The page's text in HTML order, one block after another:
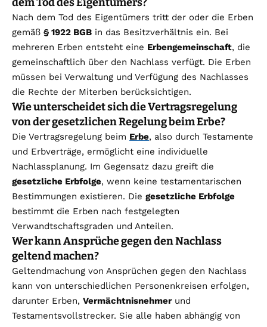
Nach dem Tod des Eigentümers tritt der oder die Erben
gemäß § 1922 BGB in das Besitzverhältnis ein. Bei
mehreren Erben entsteht eine Erbengemeinschaft, die
gemeinschaftlich über den Nachlass verfügt. Die Erben
müssen bei Verwaltung und Verfügung des Nachlasses
die Rechte der Miterben berücksichtigen.
Wie unterscheidet sich die Vertragsregelung
von der gesetzlichen Regelung beim Erbe?
Die Vertragsregelung beim Erbe, also durch Testamente
und Erbverträge, ermöglicht eine individuelle
Nachlassplanung. Im Gegensatz dazu greift die
gesetzliche Erbfolge, wenn keine testamentarischen
Bestimmungen existieren. Die gesetzliche Erbfolge
bestimmt die Erben nach festgelegten
Verwandtschaftsgraden und Anteilen.
Wer kann Ansprüche gegen den Nachlass
geltend machen?
Geltendmachung von Ansprüchen gegen den Nachlass
kann von unterschiedlichen Personenkreisen erfolgen,
darunter Erben, Vermächtnisnehmerund
Testamentsvollstrecker. Sie alle haben abhängig von